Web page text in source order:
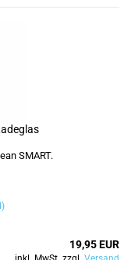
SMART.
19,95 EUR